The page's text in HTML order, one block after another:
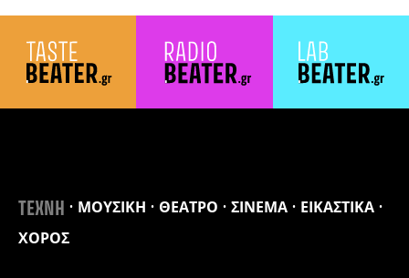
ΤΕΧΝΗ ΜΟΥΣΙΚΗ ΘΕΑΤΡΟ ΣΙΝΕΜΑ
ΕΙΚΑΣΤΙΚΑ
ΧΟΡΟΣ